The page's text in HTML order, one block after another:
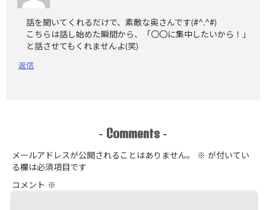
話を聞いてくれるだけで、素敵な奥さんです(#^.^#)
こちらは話し始めた瞬間から、「〇〇に集中したいから！」
と話させてもくれませんよ(笑)
返信
- Comments -
メールアドレスが公開されることはありません。 ※ が付いてい
る欄は必須項目です
コメント ※